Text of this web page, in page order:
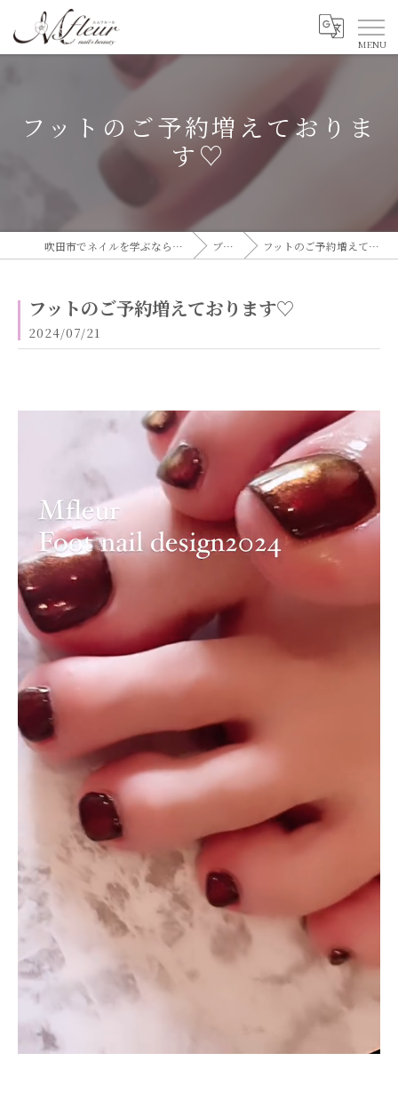
フットのご予約増えておりま
す♡
吹田市でネイルを学ぶならエムフルール ブログ フットのご予約増えております♡
フットのご予約増えております♡
2024/07/21